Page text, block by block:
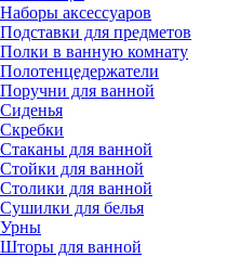
Наборы аксессуаров
Подставки для предметов
Полки в ванную комнату
Полотенцедержатели
Поручни для ванной
Сиденья
Скребки
Стаканы для ванной
Стойки для ванной
Столики для ванной
Сушилки для белья
Урны
Шторы для ванной